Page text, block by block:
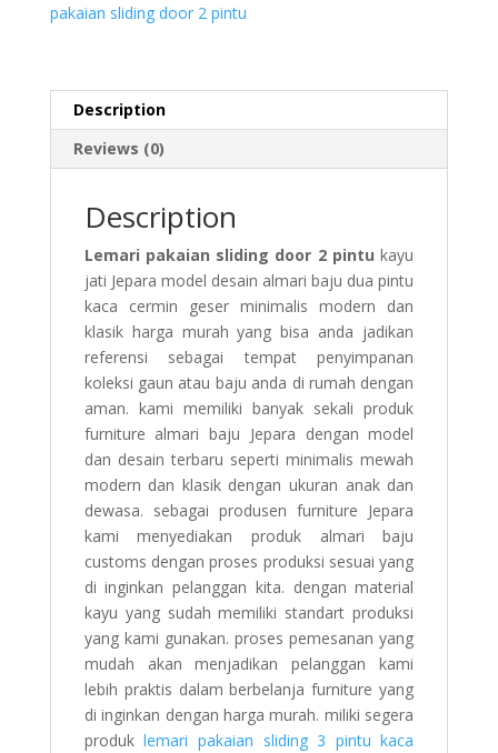
pakaian sliding door 2 pintu
Description
Reviews (0)
Description
Lemari pakaian sliding door 2 pintu kayu
jati Jepara model desain almari baju dua pintu
kaca cermin geser minimalis modern dan
klasik harga murah yang bisa anda jadikan
referensi sebagai tempat penyimpanan
koleksi gaun atau baju anda di rumah dengan
aman. kami memiliki banyak sekali produk
furniture almari baju Jepara dengan model
dan desain terbaru seperti minimalis mewah
modern dan klasik dengan ukuran anak dan
dewasa. sebagai produsen furniture Jepara
kami menyediakan produk almari baju
customs dengan proses produksi sesuai yang
di inginkan pelanggan kita. dengan material
kayu yang sudah memiliki standart produksi
yang kami gunakan. proses pemesanan yang
mudah akan menjadikan pelanggan kami
lebih praktis dalam berbelanja furniture yang
di inginkan dengan harga murah. miliki segera
produklemari pakaian sliding 3 pintu kaca